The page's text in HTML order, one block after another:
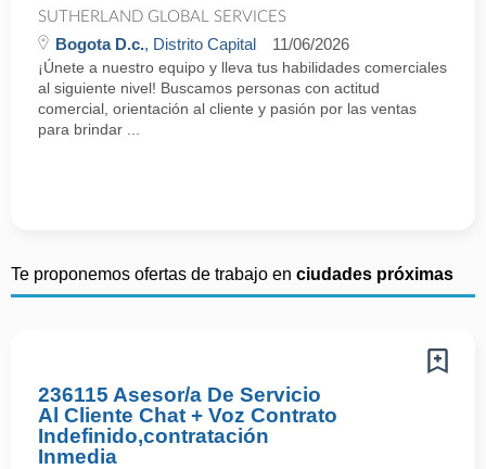
SUTHERLAND GLOBAL SERVICES
Bogota D.c., Distrito Capital 11/06/2026
¡Únete a nuestro equipo y lleva tus habilidades comerciales
al siguiente nivel! Buscamos personas con actitud
comercial, orientación al cliente y pasión por las ventas
para brindar ...
Te proponemos ofertas de trabajo en ciudades próximas
236115 Asesor/a De Servicio
Al Cliente Chat + Voz Contrato
Indefinido,contratación
Inmedia